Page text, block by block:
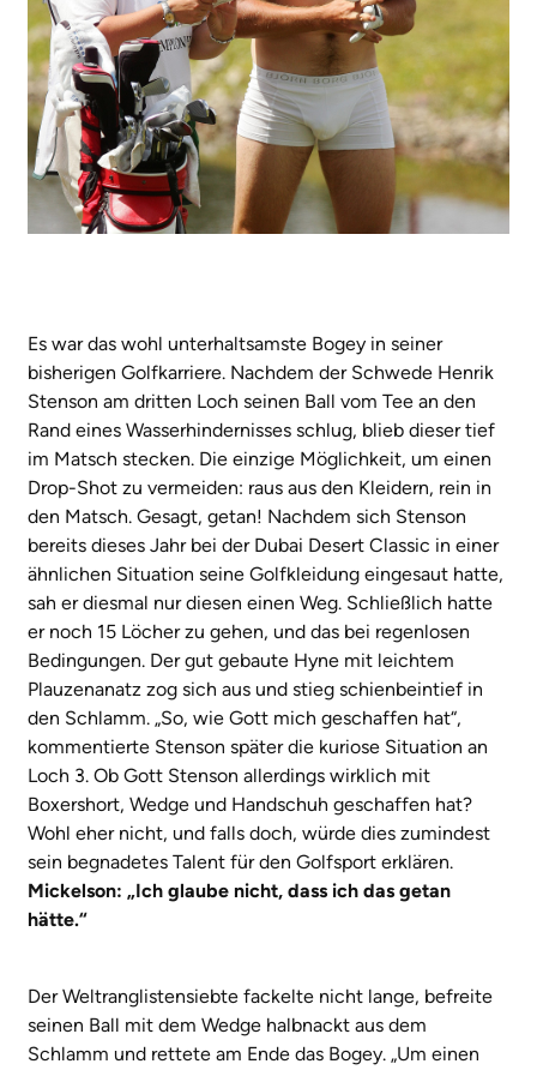
Es war das wohl unterhaltsamste Bogey in seiner
bisherigen Golfkarriere. Nachdem der Schwede Henrik
Stenson am dritten Loch seinen Ball vom Tee an den
Rand eines Wasserhindernisses schlug, blieb dieser tief
im Matsch stecken. Die einzige Möglichkeit, um einen
Drop-Shot zu vermeiden: raus aus den Kleidern, rein in
den Matsch. Gesagt, getan! Nachdem sich Stenson
bereits dieses Jahr bei der Dubai Desert Classic in einer
ähnlichen Situation seine Golfkleidung eingesaut hatte,
sah er diesmal nur diesen einen Weg. Schließlich hatte
er noch 15 Löcher zu gehen, und das bei regenlosen
Bedingungen. Der gut gebaute Hyne mit leichtem
Plauzenanatz zog sich aus und stieg schienbeintief in
den Schlamm. „So, wie Gott mich geschaffen hat“,
kommentierte Stenson später die kuriose Situation an
Loch 3. Ob Gott Stenson allerdings wirklich mit
Boxershort, Wedge und Handschuh geschaffen hat?
Wohl eher nicht, und falls doch, würde dies zumindest
sein begnadetes Talent für den Golfsport erklären.
Mickelson: „Ich glaube nicht, dass ich das getan
hätte.“
Der Weltranglistensiebte fackelte nicht lange, befreite
seinen Ball mit dem Wedge halbnackt aus dem
Schlamm und rettete am Ende das Bogey. „Um einen